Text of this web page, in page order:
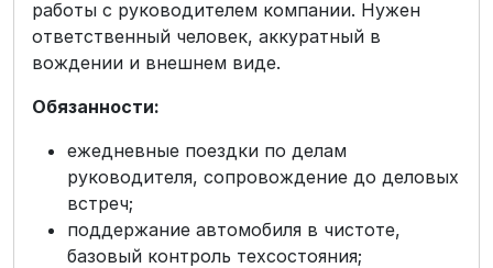
работы с руководителем компании. Нужен
ответственный человек, аккуратный в
вождении и внешнем виде.
Обязанности:
ежедневные поездки по делам
руководителя, сопровождение до деловых
встреч;
поддержание автомобиля в чистоте,
базовый контроль техсостояния;